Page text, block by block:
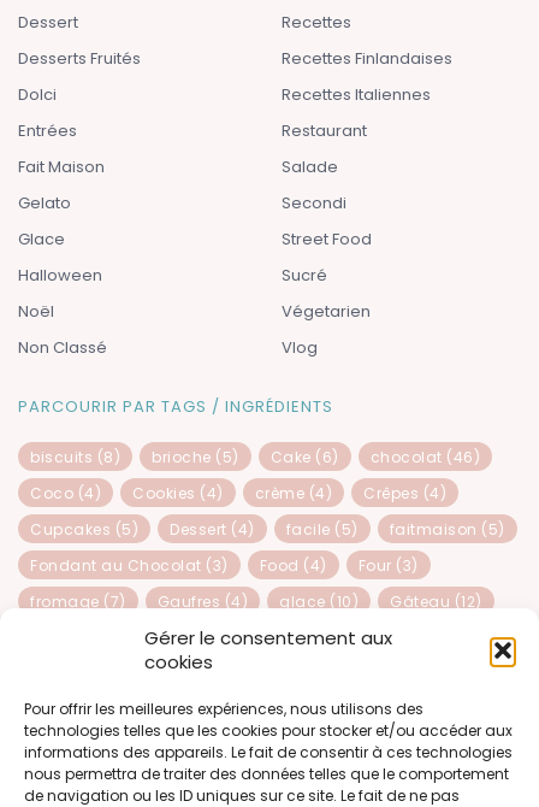
Gérer le consentement aux
cookies
Pour offrir les meilleures expériences, nous utilisons des
technologies telles que les cookies pour stocker et/ou accéder aux
informations des appareils. Le fait de consentir à ces technologies
nous permettra de traiter des données telles que le comportement
de navigation ou les ID uniques sur ce site. Le fait de ne pas
Dessert
Desserts Fruités
Dolci
Entrées
Fait Maison
Gelato
Glace
Halloween
Noël
Non Classé
Recettes
Recettes Finlandaises
Recettes Italiennes
Restaurant
Salade
Secondi
Street Food
Sucré
Végetarien
Vlog
PARCOURIR PAR TAGS / INGRÉDIENTS
biscuits (8) brioche (5) Cake (6) chocolat (46)
Coco (4) Cookies (4) crème (4) Crêpes (4)
Cupcakes (5) Dessert (4) facile (5) faitmaison (5)
Fondant au Chocolat (3) Food (4) Four (3)
fromage (7) Gaufres (4) glace (10) Gâteau (12)
Gâteau au chocolat(3) génoise(4) Healthy
italienne(21)
Nidiboo(4) noisettes(3) Nonno (4) noël
pain(9) pains(4) papy(5) pizza (5)
pommes(3) pâte à pizza(3) Pâte à tartiner(3)